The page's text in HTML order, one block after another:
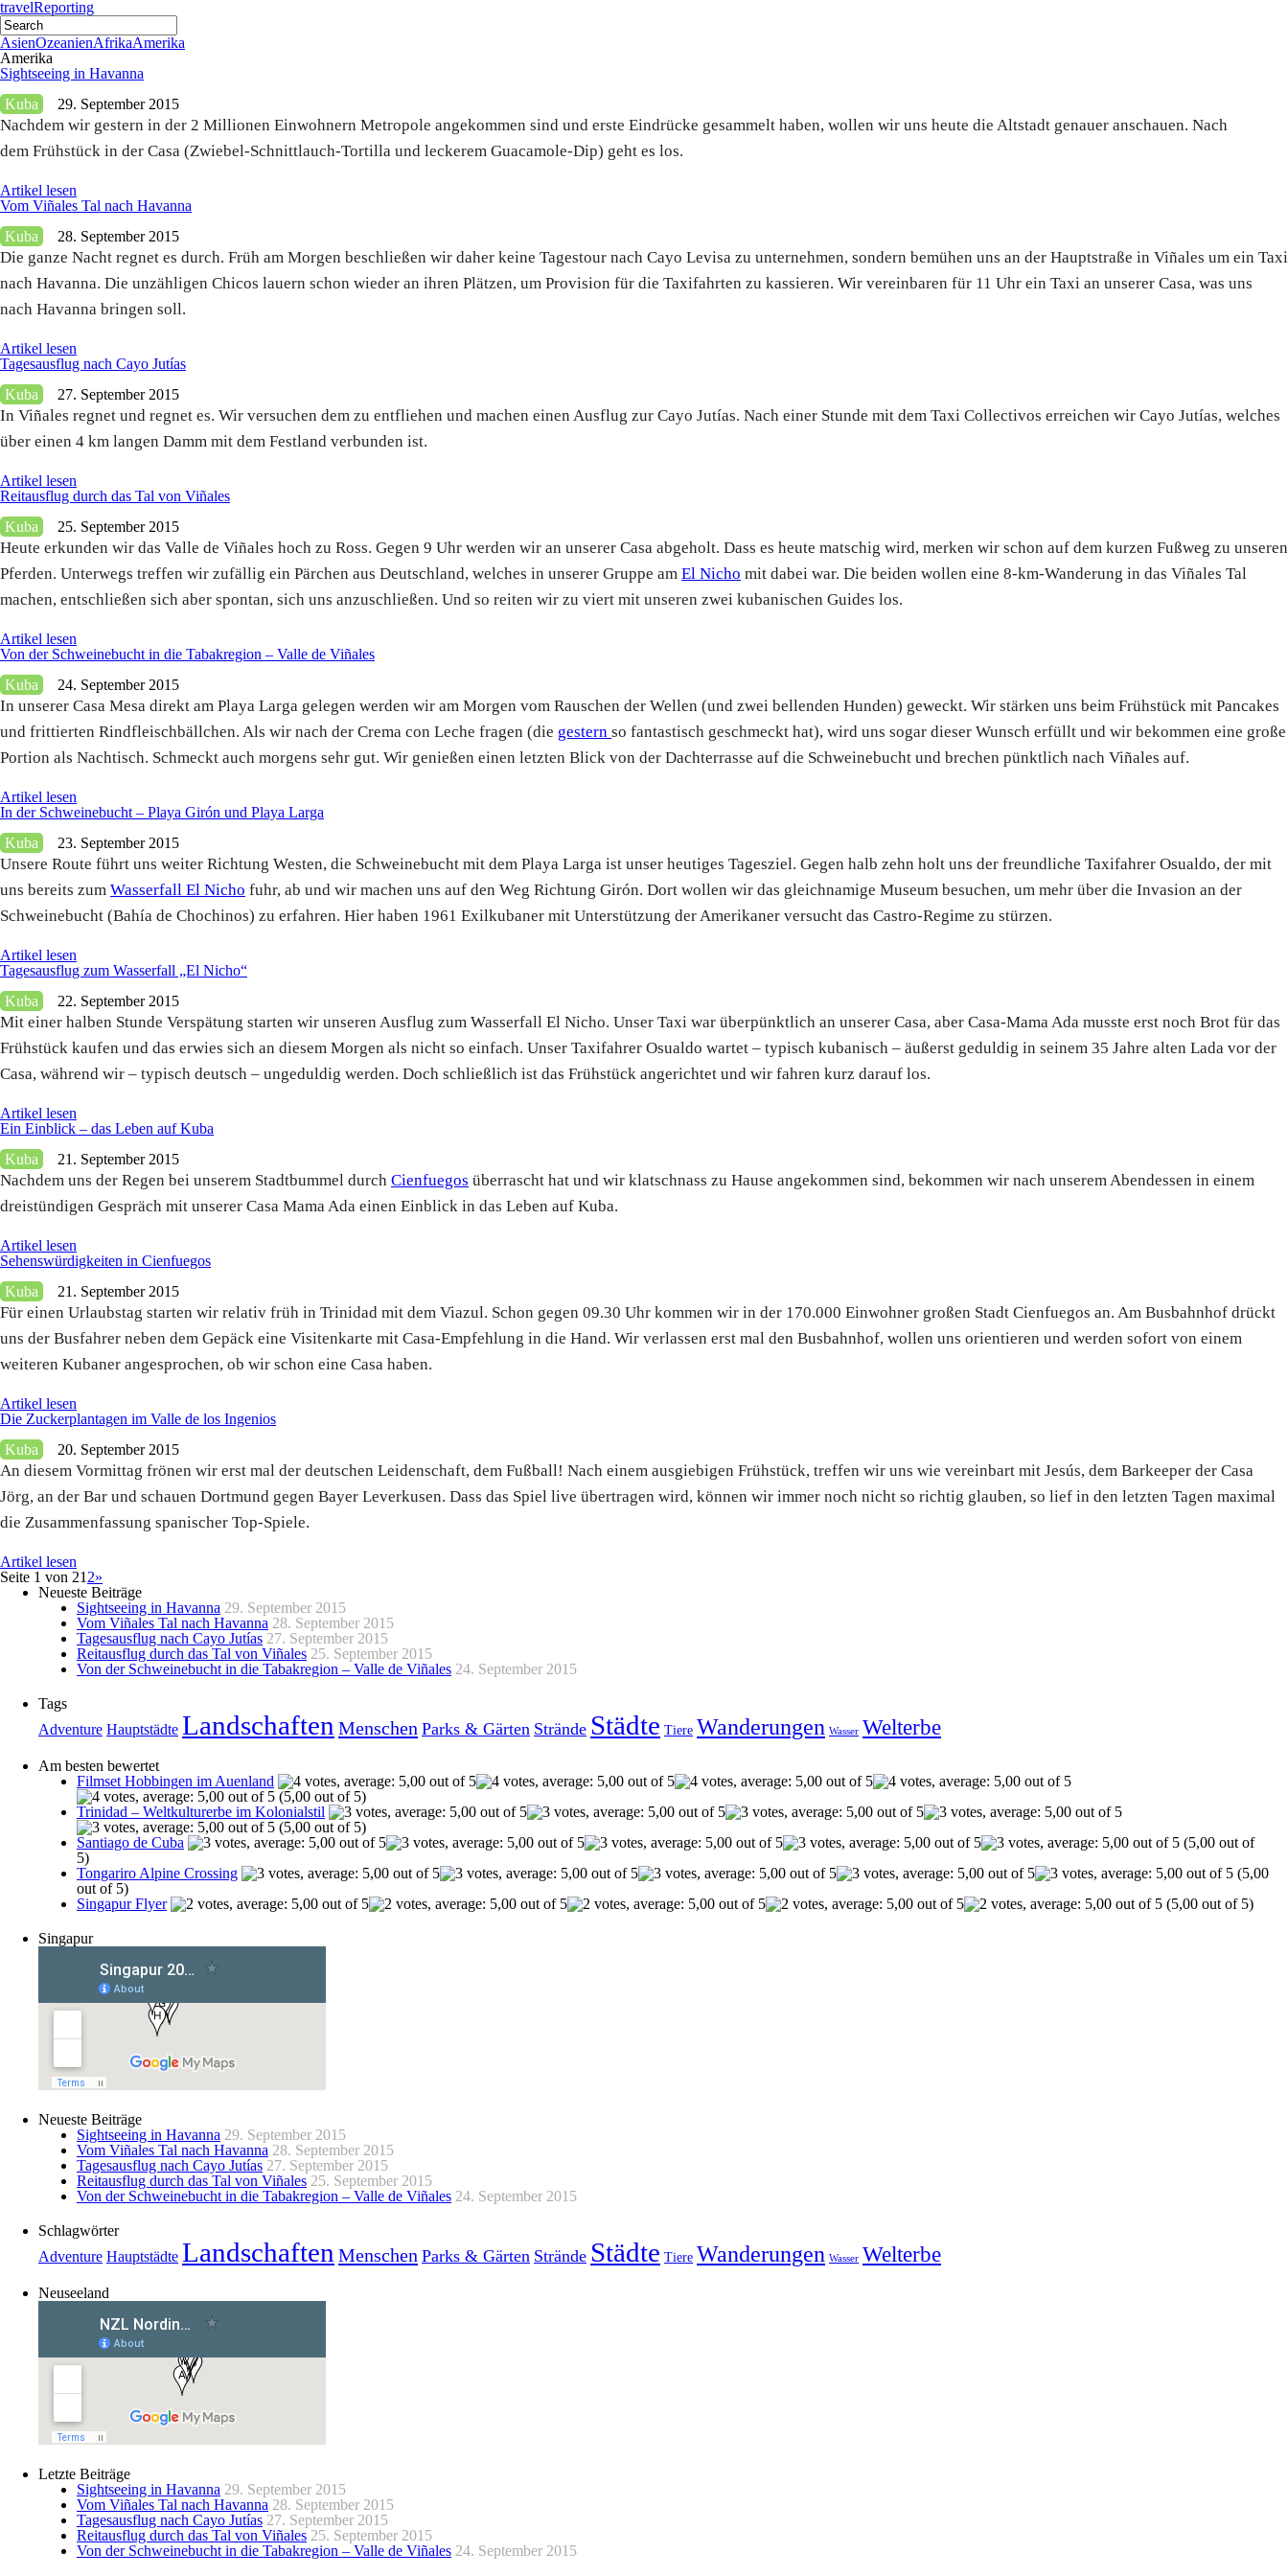
travelReporting
AsienOzeanienAfrikaAmerika
Amerika
Sightseeing in Havanna
Kuba
29. September 2015
Nachdem wir gestern in der 2 Millionen Einwohnern Metropole angekommen sind und erste Eindrücke gesammelt haben, wollen wir uns heute die Altstadt genauer anschauen. Nach
dem Frühstück in der Casa (Zwiebel-Schnittlauch-Tortilla und leckerem Guacamole-Dip) geht es los.
Artikel lesen
Vom Viñales Tal nach Havanna
Kuba
28. September 2015
Die ganze Nacht regnet es durch. Früh am Morgen beschließen wir daher keine Tagestour nach Cayo Levisa zu unternehmen, sondern bemühen uns an der Hauptstraße in Viñales um ein Taxi
nach Havanna. Die unzähligen Chicos lauern schon wieder an ihren Plätzen, um Provision für die Taxifahrten zu kassieren. Wir vereinbaren für 11 Uhr ein Taxi an unserer Casa, was uns
nach Havanna bringen soll.
Artikel lesen
Tagesausflug nach Cayo Jutías
Kuba
27. September 2015
In Viñales regnet und regnet es. Wir versuchen dem zu entfliehen und machen einen Ausflug zur Cayo Jutías. Nach einer Stunde mit dem Taxi Collectivos erreichen wir Cayo Jutías, welches
über einen 4 km langen Damm mit dem Festland verbunden ist.
Artikel lesen
Reitausflug durch das Tal von Viñales
Kuba
25. September 2015
Heute erkunden wir das Valle de Viñales hoch zu Ross. Gegen 9 Uhr werden wir an unserer Casa abgeholt. Dass es heute matschig wird, merken wir schon auf dem kurzen Fußweg zu unseren
Pferden. Unterwegs treffen wir zufällig ein Pärchen aus Deutschland, welches in unserer Gruppe am El Nicho mit dabei war. Die beiden wollen eine 8-km-Wanderung in das Viñales Tal
machen, entschließen sich aber spontan, sich uns anzuschließen. Und so reiten wir zu viert mit unseren zwei kubanischen Guides los.
Artikel lesen
Von der Schweinebucht in die Tabakregion – Valle de Viñales
Kuba
24. September 2015
In unserer Casa Mesa direkt am Playa Larga gelegen werden wir am Morgen vom Rauschen der Wellen (und zwei bellenden Hunden) geweckt. Wir stärken uns beim Frühstück mit Pancakes
und frittierten Rindfleischbällchen. Als wir nach der Crema con Leche fragen (die gestern so fantastisch geschmeckt hat), wird uns sogar dieser Wunsch erfüllt und wir bekommen eine große
Portion als Nachtisch. Schmeckt auch morgens sehr gut. Wir genießen einen letzten Blick von der Dachterrasse auf die Schweinebucht und brechen pünktlich nach Viñales auf.
Artikel lesen
In der Schweinebucht – Playa Girón und Playa Larga
Kuba
23. September 2015
Unsere Route führt uns weiter Richtung Westen, die Schweinebucht mit dem Playa Larga ist unser heutiges Tagesziel. Gegen halb zehn holt uns der freundliche Taxifahrer Osualdo, der mit
uns bereits zum Wasserfall El Nicho fuhr, ab und wir machen uns auf den Weg Richtung Girón. Dort wollen wir das gleichnamige Museum besuchen, um mehr über die Invasion an der
Schweinebucht (Bahía de Chochinos) zu erfahren. Hier haben 1961 Exilkubaner mit Unterstützung der Amerikaner versucht das Castro-Regime zu stürzen.
Artikel lesen
Tagesausflug zum Wasserfall „El Nicho“
Kuba
22. September 2015
Mit einer halben Stunde Verspätung starten wir unseren Ausflug zum Wasserfall El Nicho. Unser Taxi war überpünktlich an unserer Casa, aber Casa-Mama Ada musste erst noch Brot für das
Frühstück kaufen und das erwies sich an diesem Morgen als nicht so einfach. Unser Taxifahrer Osualdo wartet – typisch kubanisch – äußerst geduldig in seinem 35 Jahre alten Lada vor der
Casa, während wir – typisch deutsch – ungeduldig werden. Doch schließlich ist das Frühstück angerichtet und wir fahren kurz darauf los.
Artikel lesen
Ein Einblick – das Leben auf Kuba
Kuba
21. September 2015
Nachdem uns der Regen bei unserem Stadtbummel durch Cienfuegos überrascht hat und wir klatschnass zu Hause angekommen sind, bekommen wir nach unserem Abendessen in einem
dreistündigen Gespräch mit unserer Casa Mama Ada einen Einblick in das Leben auf Kuba.
Artikel lesen
Sehenswürdigkeiten in Cienfuegos
Kuba
21. September 2015
Für einen Urlaubstag starten wir relativ früh in Trinidad mit dem Viazul. Schon gegen 09.30 Uhr kommen wir in der 170.000 Einwohner großen Stadt Cienfuegos an. Am Busbahnhof drückt
uns der Busfahrer neben dem Gepäck eine Visitenkarte mit Casa-Empfehlung in die Hand. Wir verlassen erst mal den Busbahnhof, wollen uns orientieren und werden sofort von einem
weiteren Kubaner angesprochen, ob wir schon eine Casa haben.
Artikel lesen
Die Zuckerplantagen im Valle de los Ingenios
Kuba
20. September 2015
An diesem Vormittag frönen wir erst mal der deutschen Leidenschaft, dem Fußball! Nach einem ausgiebigen Frühstück, treffen wir uns wie vereinbart mit Jesús, dem Barkeeper der Casa
Jörg, an der Bar und schauen Dortmund gegen Bayer Leverkusen. Dass das Spiel live übertragen wird, können wir immer noch nicht so richtig glauben, so lief in den letzten Tagen maximal
die Zusammenfassung spanischer Top-Spiele.
Artikel lesen
Seite 1 von 21 2»
Neueste Beiträge
Sightseeing in Havanna 29. September 2015
Vom Viñales Tal nach Havanna 28. September 2015
Tagesausflug nach Cayo Jutías 27. September 2015
Reitausflug durch das Tal von Viñales 25. September 2015
Von der Schweinebucht in die Tabakregion – Valle de Viñales 24. September 2015
Tags
Adventure Hauptstädte Landschaften Menschen Parks & Gärten Strände Städte Tiere Wanderungen Wasser Welterbe
Am besten bewertet
Filmset Hobbingen im Auenland
(5,00 out of 5)
Trinidad – Weltkulturerbe im Kolonialstil
(5,00 out of 5)
Santiago de Cuba
(5,00 out of
5)
Tongariro Alpine Crossing
(5,00
out of 5)
Singapur Flyer
(5,00 out of 5)
Singapur
Neueste Beiträge
Sightseeing in Havanna 29. September 2015
Vom Viñales Tal nach Havanna 28. September 2015
Tagesausflug nach Cayo Jutías 27. September 2015
Reitausflug durch das Tal von Viñales 25. September 2015
Von der Schweinebucht in die Tabakregion – Valle de Viñales 24. September 2015
Schlagwörter
Adventure Hauptstädte Landschaften Menschen Parks & Gärten Strände Städte Tiere Wanderungen Wasser Welterbe
Neuseeland
Letzte Beiträge
Sightseeing in Havanna 29. September 2015
Vom Viñales Tal nach Havanna 28. September 2015
Tagesausflug nach Cayo Jutías 27. September 2015
Reitausflug durch das Tal von Viñales 25. September 2015
Von der Schweinebucht in die Tabakregion – Valle de Viñales 24. September 2015